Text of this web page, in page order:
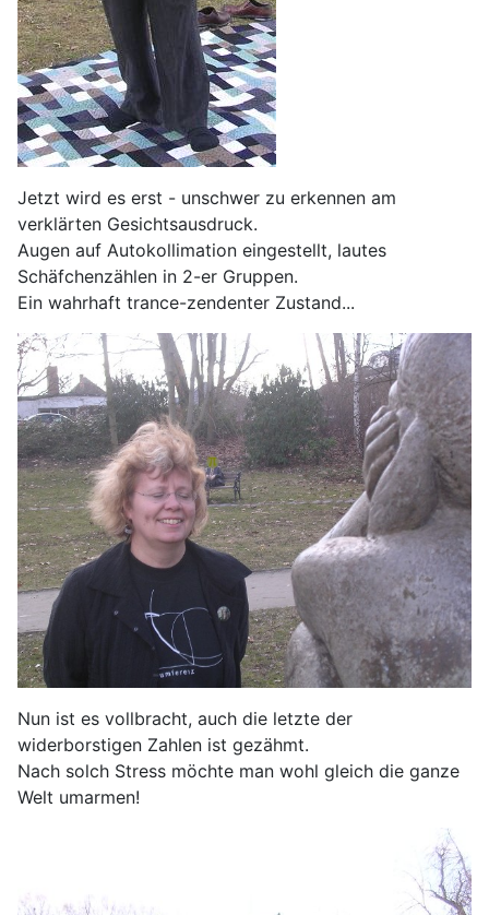
Jetzt wird es erst - unschwer zu erkennen am
verklärten Gesichtsausdruck.
Augen auf Autokollimation eingestellt, lautes
Schäfchenzählen in 2-er Gruppen.
Ein wahrhaft trance-zendenter Zustand...
Nun ist es vollbracht, auch die letzte der
widerborstigen Zahlen ist gezähmt.
Nach solch Stress möchte man wohl gleich die ganze
Welt umarmen!